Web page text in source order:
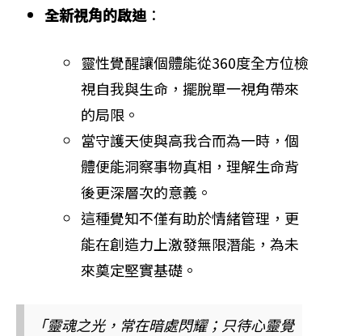
全新視角的啟迪：
靈性覺醒讓個體能從360度全方位檢
視自我與生命，擺脫單一視角帶來
的局限。
當守護天使與高我合而為一時，個
體便能洞察事物真相，理解生命背
後更深層次的意義。
這種覺知不僅有助於情緒管理，更
能在創造力上激發無限潛能，為未
來奠定堅實基礎。
「靈魂之光，常在暗處閃耀；只待心靈覺